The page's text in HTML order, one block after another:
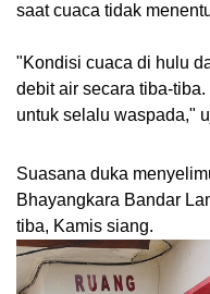
saat cuaca tidak
"Kondisi cuaca di hulu
debit air secara tiba-
untuk selalu waspada,"
Suasana duka
Bhayangkara Bandar
tiba, Kamis siang.